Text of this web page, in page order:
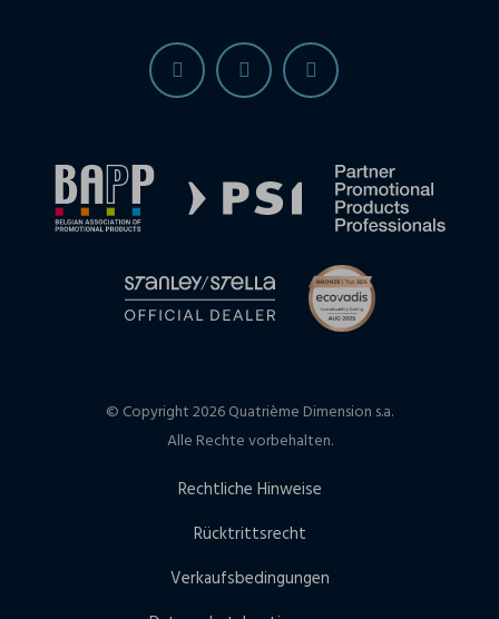
© Copyright 2026 Quatrième Dimension s.a.
Alle Rechte vorbehalten.
Rechtliche Hinweise
Rücktrittsrecht
Verkaufsbedingungen